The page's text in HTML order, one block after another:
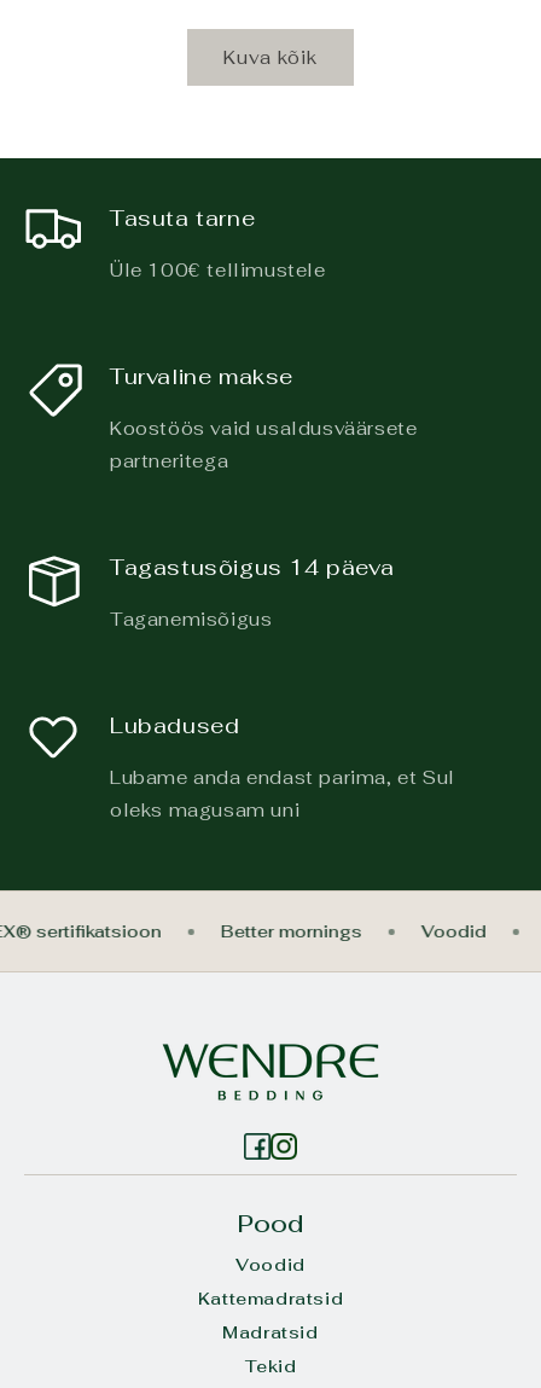
Kuva kõik
Tasuta tarne
Üle 100€ tellimustele
Turvaline makse
Koostöös vaid usaldusväärsete
partneritega
Tagastusõigus 14 päeva
Taganemisõigus
Lubadused
Lubame anda endast parima, et Sul
oleks magusam uni
sertifikatsioon Better mornings Voodid
Pood
Voodid
Kattemadratsid
Madratsid
Tekid